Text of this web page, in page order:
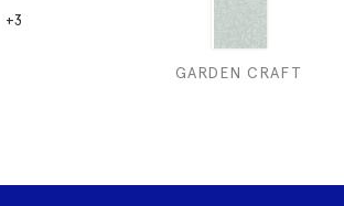
+3
GARDEN CRAFT